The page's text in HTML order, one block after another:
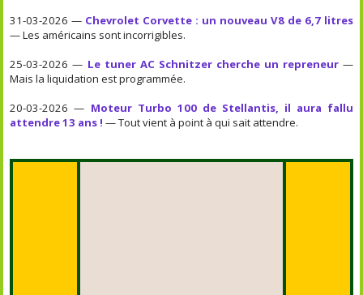
31-03-2026 — Chevrolet Corvette : un nouveau V8 de 6,7 litres
— Les américains sont incorrigibles.
25-03-2026 — Le tuner AC Schnitzer cherche un repreneur—
Mais la liquidation est programmée.
20-03-2026 — Moteur Turbo 100 de Stellantis, il aura fallu
attendre 13 ans ! — Tout vient à point à qui sait attendre.